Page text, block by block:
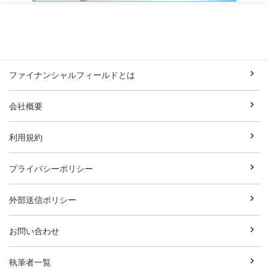
ファイナンシャルフィールドとは
会社概要
利用規約
プライバシーポリシー
外部送信ポリシー
お問い合わせ
執筆者一覧